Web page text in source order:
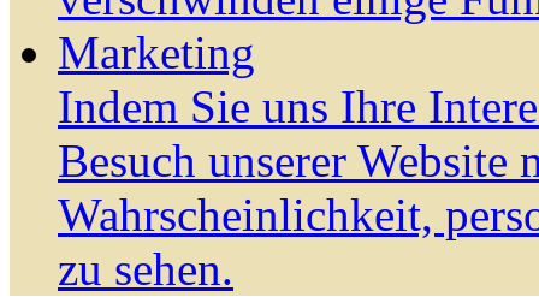
Marketing
Indem Sie uns Ihre
Besuch unserer Website
Wahrscheinlichkeit,
zu sehen.